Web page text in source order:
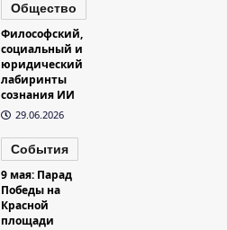
Общество
Философский,
социальный и
юридический
лабиринты
сознания ИИ
29.06.2026
События
9 мая: Парад
Победы на
Красной
площади